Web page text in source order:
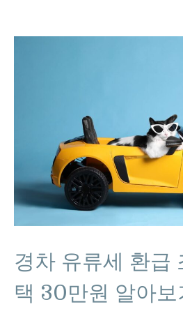
경차 유류세 환급
택 30만원 알아보